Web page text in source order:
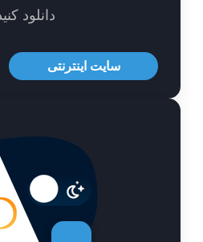
دانلود کنید.
سایت اینترنتی